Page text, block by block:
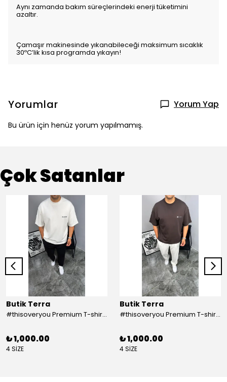
Aynı zamanda bakım süreçlerindeki enerji tüketimini
azaltır.
Çamaşır makinesinde yıkanabileceği maksimum sıcaklık
30ºC’lik kısa programda yıkayın!
Yorumlar Yorum Yap
Bu ürün için henüz yorum yapılmamış.
Çok Satanlar
Butik Terra
#thisoveryou Premium T-shirt Beyaz
₺ 1,000.00
4 SİZE
Butik Terra
#thisoveryou Premium T-shirt Kahve
₺ 1,000.00
4 SİZE